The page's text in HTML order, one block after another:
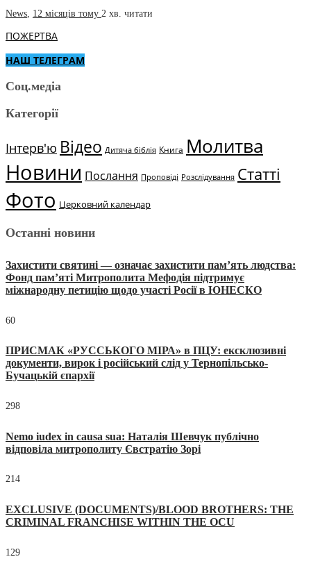
News, 12 місяців тому 2 хв. читати
ПОЖЕРТВА
НАШ ТЕЛЕГРАМ
Соц.медіа
Категорії
Інтерв'ю Відео Дитяча біблія Книга Молитва
Новини Послання Проповіді Розслідування Статті
Фото Церковний календар
Останні новини
Захистити святині — означає захистити пам’ять людства:
Фонд пам’яті Митрополита Мефодія підтримує
міжнародну петицію щодо участі Росії в ЮНЕСКО
60
ПРИСМАК «РУССЬКОГО МІРА» в ПЦУ: ексклюзивні
документи, вирок і російський слід у Тернопільсько-
Бучацькій єпархії
298
Nemo iudex in causa sua: Наталія Шевчук публічно
відповіла митрополиту Євстратію Зорі
214
EXCLUSIVE (DOCUMENTS)/BLOOD BROTHERS: THE
CRIMINAL FRANCHISE WITHIN THE OCU
129